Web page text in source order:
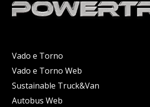
Vado e Torno
Vado e Torno Web
Sustainable Truck&Van
Autobus Web